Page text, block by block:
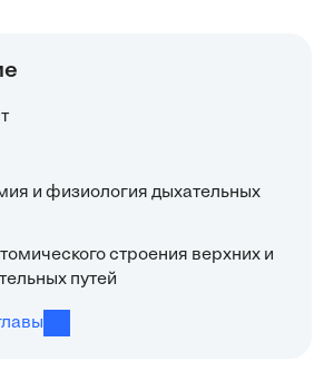
и физиология дыхательных
строения верхних и
путей